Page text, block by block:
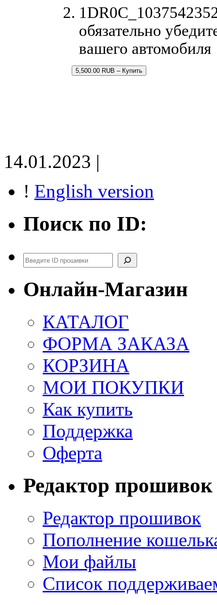
обязательно
вашего автомобиля
5,500.00 RUB – Купить
14.01.2023 |
! English version
Поиск по ID:
Поиск
Онлайн-Магазин
КАТАЛОГ
ФОРМА ЗАКАЗА
КОРЗИНА
МОИ ПОКУПКИ
Как купить
Поддержка
Оферта
Редактор прошивок
Редактор прошивок
Пополнение
Мои файлы
Список